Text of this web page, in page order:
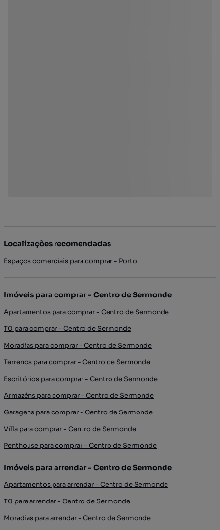
Localizações recomendadas
Espaços comerciais para comprar - Porto
Imóveis para comprar - Centro de Sermonde
Apartamentos para comprar - Centro de Sermonde
T0 para comprar - Centro de Sermonde
Moradias para comprar - Centro de Sermonde
Terrenos para comprar - Centro de Sermonde
Escritórios para comprar - Centro de Sermonde
Armazéns para comprar - Centro de Sermonde
Garagens para comprar - Centro de Sermonde
Villa para comprar - Centro de Sermonde
Penthouse para comprar - Centro de Sermonde
Imóveis para arrendar - Centro de Sermonde
Apartamentos para arrendar - Centro de Sermonde
T0 para arrendar - Centro de Sermonde
Moradias para arrendar - Centro de Sermonde